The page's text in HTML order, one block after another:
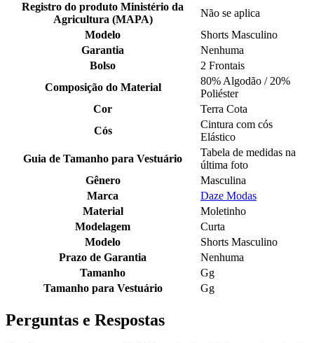
Registro do produto Ministério da
Agricultura (MAPA)
Não se aplica
Modelo
Shorts Masculino
Garantia
Nenhuma
Bolso
2 Frontais
Composição do Material
80% Algodão / 20%
Poliéster
Cor
Terra Cota
Cós
Cintura com cós
Elástico
Guia de Tamanho para Vestuário
Tabela de medidas na
última foto
Gênero
Masculina
Marca
Daze Modas
Material
Moletinho
Modelagem
Curta
Modelo
Shorts Masculino
Prazo de Garantia
Nenhuma
Tamanho
Gg
Tamanho para Vestuário
Gg
Perguntas e Respostas